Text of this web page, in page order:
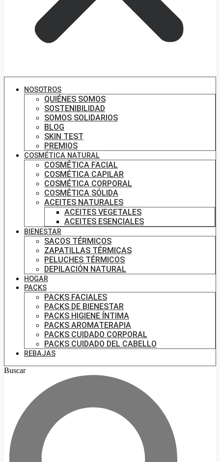
NOSOTROS
QUIÉNES SOMOS
SOSTENIBILIDAD
SOMOS SOLIDARIOS
BLOG
SKIN TEST
PREMIOS
COSMÉTICA NATURAL
COSMÉTICA FACIAL
COSMÉTICA CAPILAR
COSMÉTICA CORPORAL
COSMÉTICA SÓLIDA
ACEITES NATURALES
ACEITES VEGETALES
ACEITES ESENCIALES
BIENESTAR
SACOS TÉRMICOS
ZAPATILLAS TÉRMICAS
PELUCHES TÉRMICOS
DEPILACIÓN NATURAL
HOGAR
PACKS
PACKS FACIALES
PACKS DE BIENESTAR
PACKS HIGIENE ÍNTIMA
PACKS AROMATERAPIA
PACKS CUIDADO CORPORAL
PACKS CUIDADO DEL CABELLO
REBAJAS
Buscar